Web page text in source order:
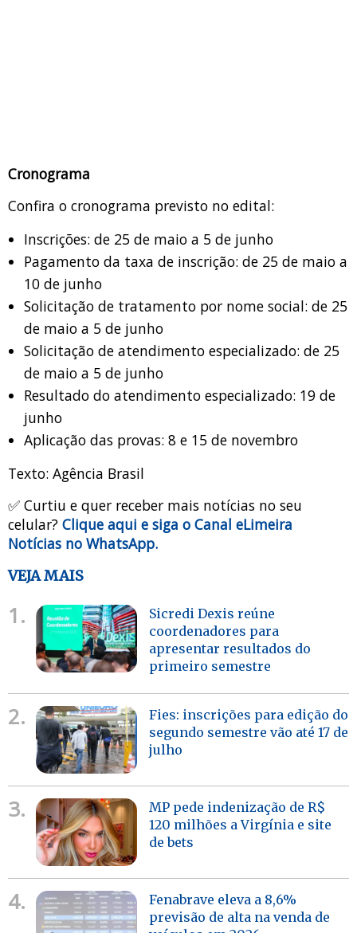
Cronograma
Confira o cronograma previsto no edital:
Inscrições: de 25 de maio a 5 de junho
Pagamento da taxa de inscrição: de 25 de maio a
10 de junho
Solicitação de tratamento por nome social: de 25
de maio a 5 de junho
Solicitação de atendimento especializado: de 25
de maio a 5 de junho
Resultado do atendimento especializado: 19 de
junho
Aplicação das provas: 8 e 15 de novembro
Texto: Agência Brasil
✅ Curtiu e quer receber mais notícias no seu
celular? Clique aqui e siga o Canal eLimeira
Notícias no WhatsApp.
VEJA MAIS
1.
Sicredi Dexis reúne
coordenadores para
apresentar resultados do
primeiro semestre
2.
Fies: inscrições para edição do
segundo semestre vão até 17 de
julho
3.
MP pede indenização de R$
120 milhões a Virgínia e site
de bets
4.
Fenabrave eleva a 8,6%
previsão de alta na venda de